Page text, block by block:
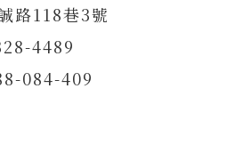
路118巷3號
4489
084-409